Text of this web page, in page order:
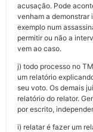
acusação. Pode
venham a demonstrar
exemplo num
permitir ou não a
vem ao caso.
j) todo processo no
um relatório
seu voto. Os demais
relatório do relator.
por escrito,
i) relatar é fazer um